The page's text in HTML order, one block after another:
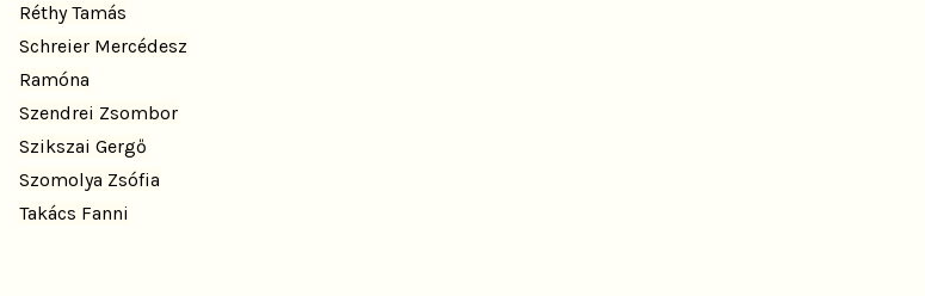
Réthy Tamás
Schreier Mercédesz
Ramóna
Szendrei Zsombor
Szikszai Gergő
Szomolya Zsófia
Takács Fanni